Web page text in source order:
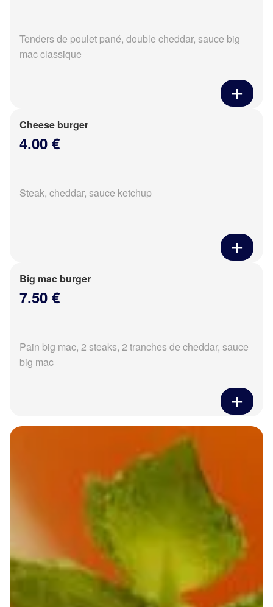
Tenders de poulet pané, double cheddar, sauce big
mac classique
Cheese burger
4.00 €
Steak, cheddar, sauce ketchup
Big mac burger
7.50 €
Pain big mac, 2 steaks, 2 tranches de cheddar, sauce
big mac